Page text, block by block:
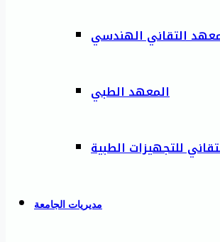
التقاني الهندسي
المعهد الطبي
للتجهيزات الطبية
مديريات الجامعة